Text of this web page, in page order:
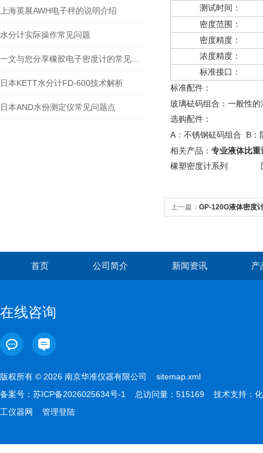
上海英展AWH电子秤的说明介绍
水分计实际操作常见问题
日本KETT水分计FD-600技术解析
日本AND水份测定仪常见问题点
测试时间：
密度范围：
密度精度：
浓度精度：
标准接口：
标准配件：
玻璃砝码组合：一般性的
选购配件：
A：不锈钢砝码组合 B
相关产品： 专业液体比重
橡塑密度计系列 固
上一篇： GP-120G液体密度
首页 公司简介 新闻资讯 产
在线咨询
版权所有 © 2026 南京华准仪器有限公司 sitemap.xml
备案号： 苏ICP备2026025634号-1 总访问量：515169 技术支持： 化
工仪器网
管理登陆